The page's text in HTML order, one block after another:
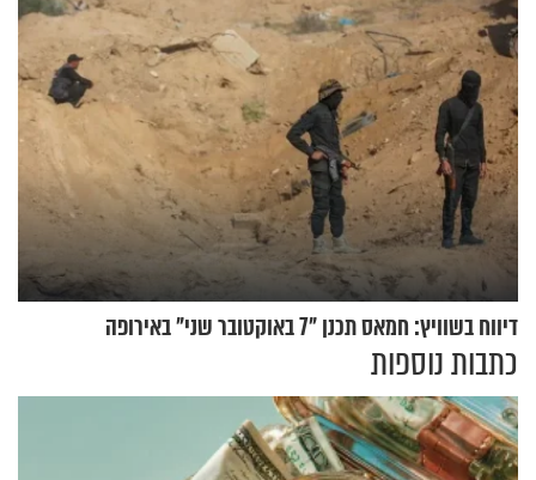
דיווח בשוויץ: חמאס תכנן "7 באוקטובר שני" באירופה
כתבות נוספות